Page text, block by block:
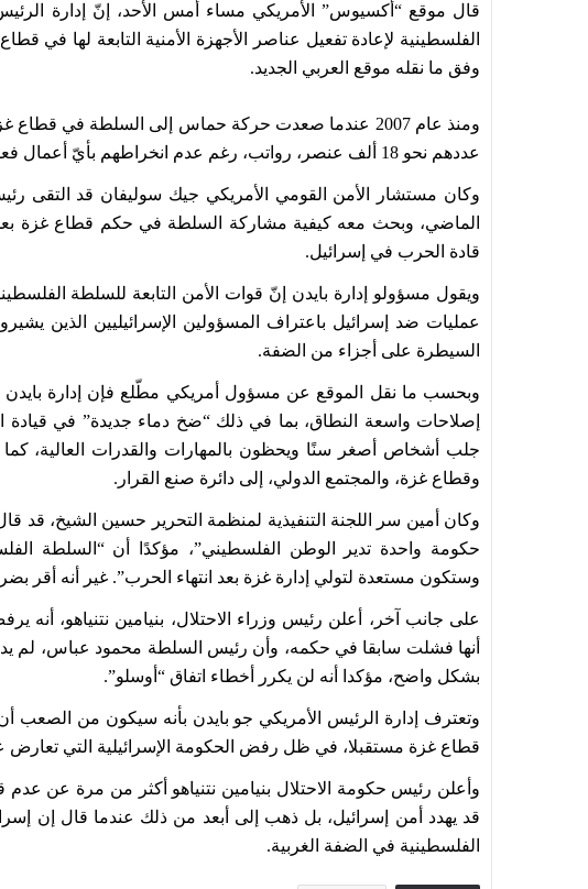
قال موقع “أكسيوس” الأمريكي مساء أمس الأحد، إنّ إدارة
الفلسطينية لإعادة تفعيل عناصر الأجهزة الأمنية التابعة لها في
وفق ما نقله موقع العربي الجديد.
ومنذ عام 2007 عندما صعدت حركة حماس إلى السلطة في قطاع
عددهم نحو 18 ألف عنصر، رواتب، رغم عدم انخراطهم بأيّ أعمال فعلية.
وكان مستشار الأمن القومي الأمريكي جيك سوليفان قد التقى
الماضي، وبحث معه كيفية مشاركة السلطة في حكم قطاع غزة بعد
قادة الحرب في إسرائيل.
ويقول مسؤولو إدارة بايدن إنّ قوات الأمن التابعة للسلطة
عمليات ضد إسرائيل باعتراف المسؤولين الإسرائيليين الذين
السيطرة على أجزاء من الضفة.
وبحسب ما نقل الموقع عن مسؤول أمريكي مطّلع فإن إدارة
إصلاحات واسعة النطاق، بما في ذلك “ضخ دماء جديدة” في
جلب أشخاص أصغر سنًا ويحظون بالمهارات والقدرات العالية، كما
وقطاع غزة، والمجتمع الدولي، إلى دائرة صنع القرار.
وكان أمين سر اللجنة التنفيذية لمنظمة التحرير حسين الشيخ، قد
حكومة واحدة تدير الوطن الفلسطيني”، مؤكدًا أن “السلطة
وستكون مستعدة لتولي إدارة غزة بعد انتهاء الحرب”. غير أنه أقر
على جانب آخر، أعلن رئيس وزراء الاحتلال، بنيامين نتنياهو،
أنها فشلت سابقا في حكمه، وأن رئيس السلطة محمود عباس، لم
بشكل واضح، مؤكدا أنه لن يكرر أخطاء اتفاق “أوسلو”.
وتعترف إدارة الرئيس الأمريكي جو بايدن بأنه سيكون من الصعب
قطاع غزة مستقبلا، في ظل رفض الحكومة الإسرائيلية التي تعارض
وأعلن رئيس حكومة الاحتلال بنيامين نتنياهو أكثر من مرة عن
قد يهدد أمن إسرائيل، بل ذهب إلى أبعد من ذلك عندما قال إن
الفلسطينية في الضفة الغربية.